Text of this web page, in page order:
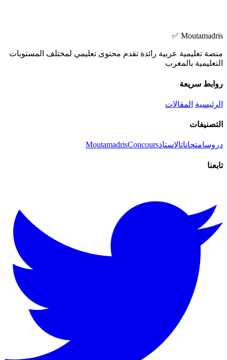
Moutamadris ✅
منصة تعليمية عربية رائدة تقدم محتوى تعليمي لمختلف المستوبات
التعليمية بالمغرب
روابط سريعة
الرئيسية المقالات
التصنيفات
دروسامتحاناتالاستاذ MoutamadrisConcours
تابعنا